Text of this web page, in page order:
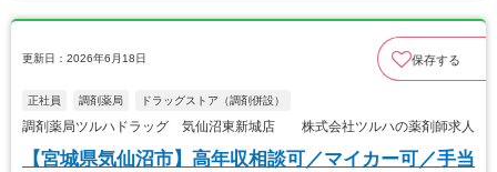
更新日：2026年6月18日 保存する
正社員 調剤薬局 ドラッグストア（調剤併設）
調剤薬局ツルハドラッグ 気仙沼東新城店 株式会社ツルハの薬剤師求人
【宮城県気仙沼市】高年収相談可／マイカー可／手当